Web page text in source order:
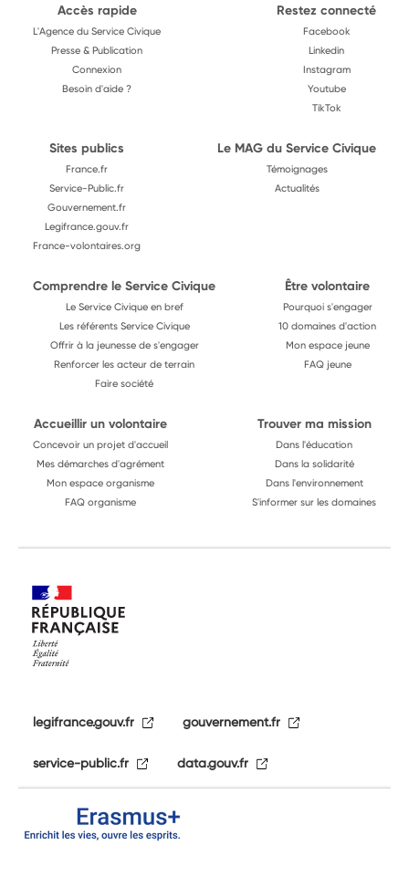
Accès rapide
L'Agence du Service Civique
Presse & Publication
Connexion
Besoin d'aide ?
Restez connecté
Facebook
Linkedin
Instagram
Youtube
TikTok
Sites publics
France.fr
Service-Public.fr
Gouvernement.fr
Legifrance.gouv.fr
France-volontaires.org
Le MAG du Service Civique
Témoignages
Actualités
Comprendre le Service Civique
Le Service Civique en bref
Les référents Service Civique
Offrir à la jeunesse de s'engager
Renforcer les acteur de terrain
Faire société
Être volontaire
Pourquoi s'engager
10 domaines d'action
Mon espace jeune
FAQ jeune
Accueillir un volontaire
Concevoir un projet d'accueil
Mes démarches d'agrément
Mon espace organisme
FAQ organisme
Trouver ma mission
Dans l'éducation
Dans la solidarité
Dans l'environnement
S'informer sur les domaines
legifrance.gouv.fr gouvernement.fr
service-public.fr data.gouv.fr